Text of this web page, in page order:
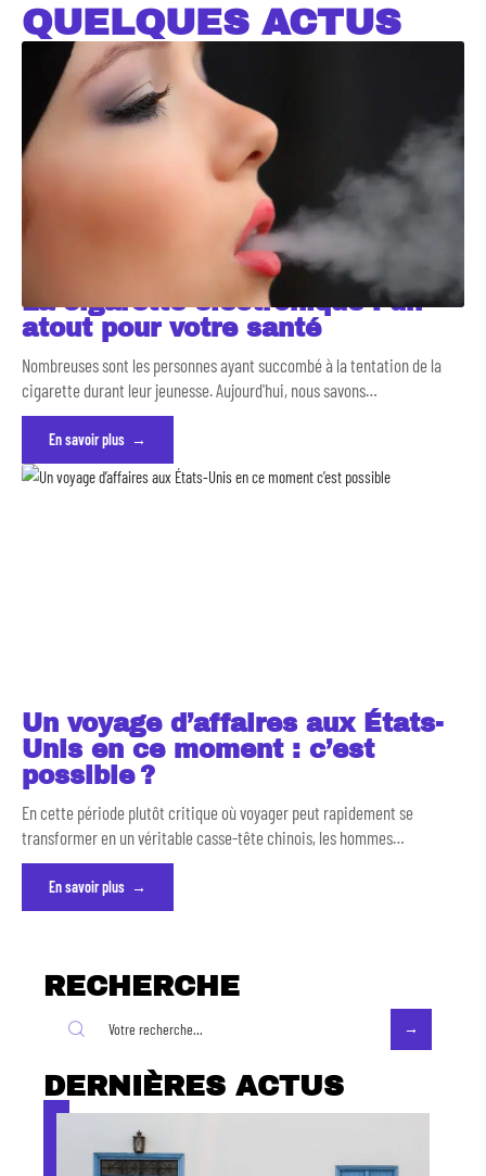
QUELQUES ACTUS
La cigarette électronique : un
atout pour votre santé
Nombreuses sont les personnes ayant succombé à la tentation de la
cigarette durant leur jeunesse. Aujourd'hui, nous savons…
En savoir plus
Un voyage d’affaires aux États-
Unis en ce moment : c’est
possible ?
En cette période plutôt critique où voyager peut rapidement se
transformer en un véritable casse-tête chinois, les hommes…
En savoir plus
RECHERCHE
DERNIÈRES ACTUS